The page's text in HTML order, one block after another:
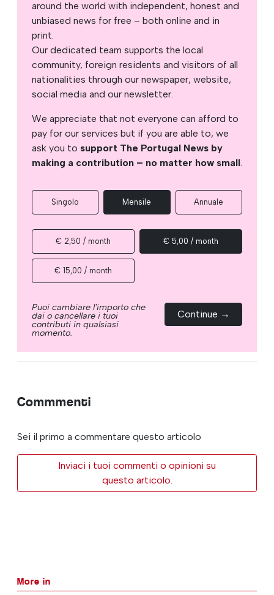
around the world with independent, honest and
unbiased news for free – both online and in
print.
Our dedicated team supports the local
community, foreign residents and visitors of all
nationalities through our newspaper, website,
social media and our newsletter.
We appreciate that not everyone can afford to
pay for our services but if you are able to, we
ask you to support The Portugal News by
making a contribution – no matter how small.
Singolo Mensile Annuale
€ 2,50 / month € 5,00 / month
€ 15,00 / month
Puoi cambiare l'importo che
dai o cancellare i tuoi
contributi in qualsiasi
momento.
Continue →
Commmenti
Sei il primo a commentare questo articolo
Inviaci i tuoi commenti o opinioni su
questo articolo.
More in